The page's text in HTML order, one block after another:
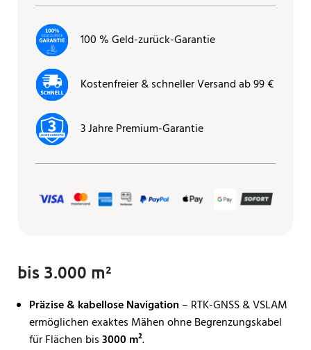
100 % Geld-zurück-Garantie
Kostenfreier & schneller Versand ab 99 €
3 Jahre Premium-Garantie
bis 3.000 m²
Präzise & kabellose Navigation – RTK-GNSS & VSLAM
ermöglichen exaktes Mähen ohne Begrenzungskabel
für Flächen bis3000 m².